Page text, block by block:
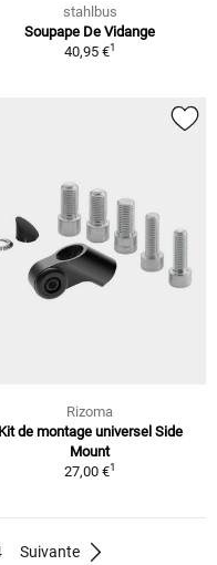
stahlbus
Soupape De Vidange
40,95 €1
Rizoma
Kit de montage universel Side
Mount
27,00 €1
Suivante